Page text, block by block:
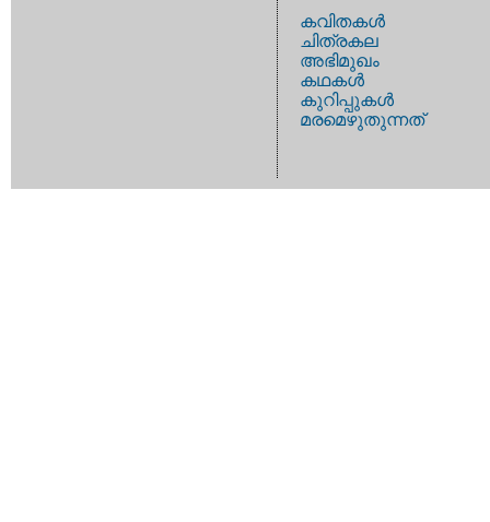
കവിതകള്‍
ചിത്രകല
അഭിമുഖം
കഥകള്‍
കുറിപ്പുകള്‍
മരമെഴുതുന്നത്